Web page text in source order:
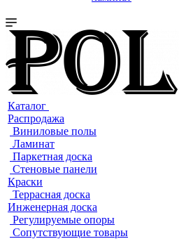
Каталог
Распродажа
Виниловые полы
Ламинат
Паркетная доска
Стеновые панели
Краски
Террасная доска
Инженерная доска
Регулируемые опоры
Сопутствующие товары